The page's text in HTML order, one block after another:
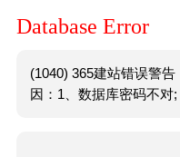
Database Error
(1040) 365建站错误警
因：1、数据库密码不对;